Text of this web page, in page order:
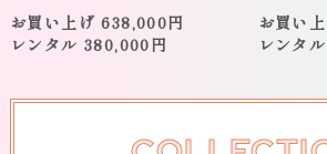
お買い上げ 638,000円
レンタル 380,000円
お買い
レンタ